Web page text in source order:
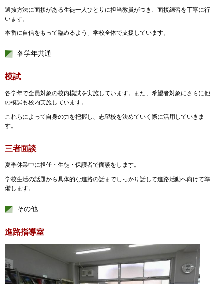
選抜方法に面接がある生徒一人ひとりに担当教員がつき、面接練習を丁寧に行
います。
本番に自信をもって臨めるよう、学校全体で支援しています。
各学年共通
模試
各学年で全員対象の校内模試を実施しています。また、希望者対象にさらに他
の模試も校内実施しています。
これらによって自身の力を把握し、志望校を決めていく際に活用していきま
す。
三者面談
夏季休業中に担任・生徒・保護者で面談をします。
学校生活の話題から具体的な進路の話までしっかり話して進路活動へ向けて準
備します。
その他
進路指導室